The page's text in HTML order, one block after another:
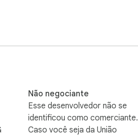
Não negociante
Esse desenvolvedor não se
identificou como comerciante.
Caso você seja da União